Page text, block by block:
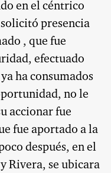
en el céntrico
presencia
, que fue
efectuado
ha consumados
no le
accionar fue
fue aportado a la
después, en el
Rivera, se ubicara